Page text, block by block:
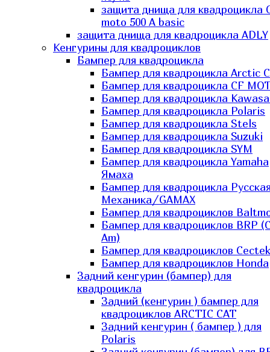
защита днища для квадроцикла
moto 500 A basic
защита днища для квадроцикла ADLY
Кенгурины для квадроциклов
Бампер для квадроцикла
Бампер для квадроцикла Arctic
Бампер для квадроцикла CF
Бампер для квадроцикла
Бампер для квадроцикла Polaris
Бампер для квадроцикла Stels
Бампер для квадроцикла Suzuki
Бампер для квадроцикла SYM
Бампер для квадроцикла Yamaha
Ямаха
Бампер для квадроцикла
Механика/GAMAX
Бампер для квадроциклов
Бампер для квадроциклов BRP
Am)
Бампер для квадроциклов Cectek
Бампер для квадроциклов Honda
Задний кенгурин (бампер) для
квадроцикла
Задний (кенгурин ) бампер для
квадроциклов ARCTIC CAT
Задний кенгурин ( бампер ) для
Polaris